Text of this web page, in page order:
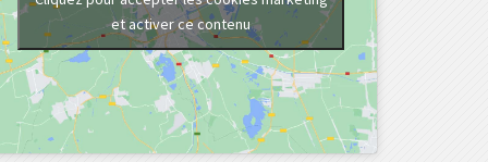
et activer ce contenu